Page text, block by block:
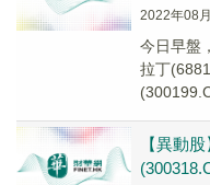
2022年08
今日早盤
拉丁
【異動